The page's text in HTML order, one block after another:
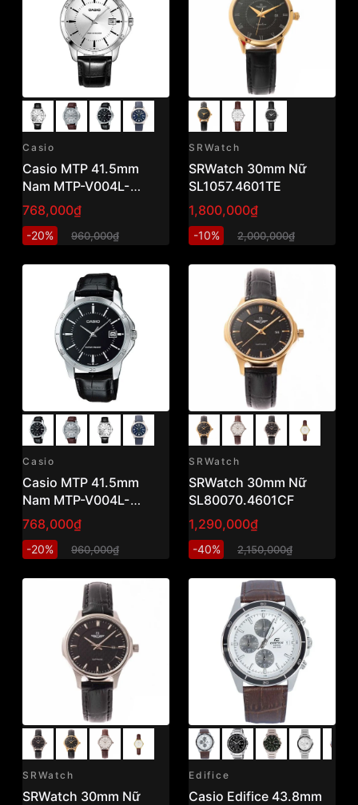
Casio
Casio MTP 41.5mm
Nam MTP-V004L-
7AUDF
768,000₫
-20% 960,000₫
SRWatch
SRWatch 30mm Nữ
SL1057.4601TE
1,800,000₫
-10% 2,000,000₫
Casio
Casio MTP 41.5mm
Nam MTP-V004L-
1AUDF
768,000₫
-20% 960,000₫
SRWatch
SRWatch 30mm Nữ
SL80070.4601CF
1,290,000₫
-40% 2,150,000₫
SRWatch
SRWatch 30mm Nữ
Edifice
Casio Edifice 43.8mm